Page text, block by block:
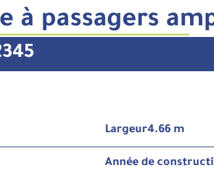
à passagers
Largeur4.66 m
Année de